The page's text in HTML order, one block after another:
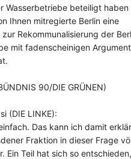
Wasserbetriebe beteiligt haben
Ihnen mitregierte Berlin eine
Rekommunalisierung der
mit fadenscheinigen
90/DIE GRÜNEN)
(DIE LINKE):
Das kann ich damit
Fraktion in dieser Frage
Ein Teil hat sich so